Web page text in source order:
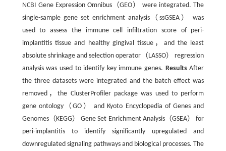
NCBI Gene Expression Omnibus（GEO） were integrated. The
single-sample gene set enrichment analysis（ssGSEA） was
used to assess the immune cell infiltration score of peri-
implantitis tissue and healthy gingival tissue，and the least
absolute shrinkage and selection operator（LASSO） regression
analysis was used to identify key immune genes. ResultsAfter
the three datasets were integrated and the batch effect was
removed，the ClusterProfiler package was used to perform
gene ontology（GO） and Kyoto Encyclopedia of Genes and
Genomes（KEGG） Gene Set Enrichment Analysis（GSEA） for
peri-implantitis to identify significantly upregulated and
downregulated signaling pathways and biological processes. The